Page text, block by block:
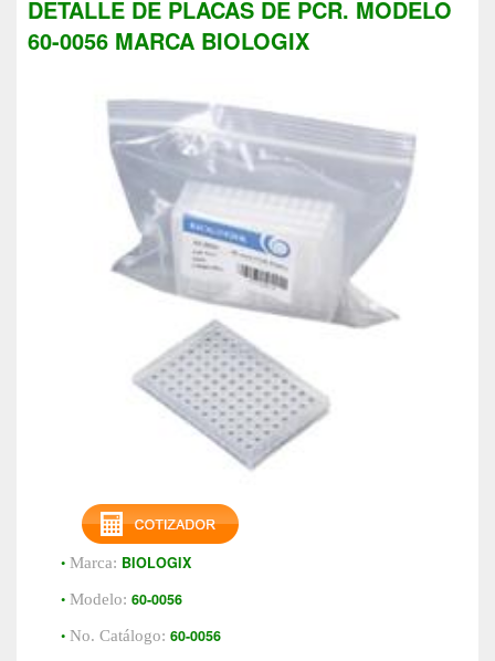
DETALLE DE PLACAS DE PCR. MODELO
60-0056 MARCA BIOLOGIX
• Marca: BIOLOGIX
• Modelo: 60-0056
• No. Catálogo: 60-0056